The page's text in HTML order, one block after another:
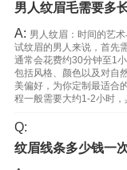
男人纹眉毛需要多
A: 男人纹眉：时间的艺
试纹眉的男人来说，首先
通常会花费约30分钟至1
包括风格、颜色以及对自
美偏好，为你定制最适合
程一般需要大约1-2小时
Q:
纹眉线条多少钱一